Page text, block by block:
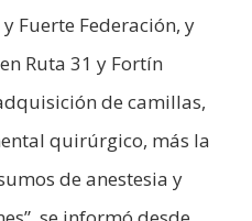
Fuerte Federación, y
Ruta 31 y Fortín
de camillas,
quirúrgico, más la
de anestesia y